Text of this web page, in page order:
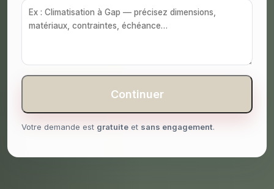
Continuer
Votre demande est gratuite et sans engagement.